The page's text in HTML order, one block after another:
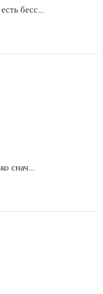
бесс...
снач...